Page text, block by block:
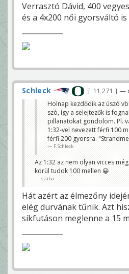
Verrasztó Dávid, 400
és a 4x200 női gyorsváltó
Schleck 11 271 —
Holnap kezdődik az úszó
szó, így a selejtezők is
pillanatokat gondolom. Pl.
1:32-vel nevezett férfi 100
férfi 200 gyorsra.
F.Schleck
Az 1:32 az nem olyan vicces
körül tudok 100 mellen 😀
szaba
Hát azért az élmezőny
elég durvának tűnik. Azt
síkfutáson meglenne a 15